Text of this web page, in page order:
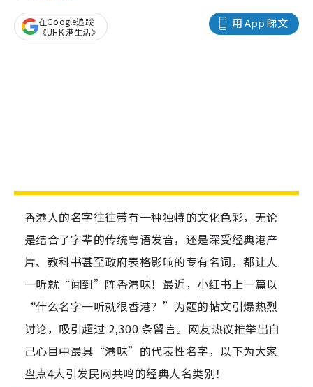
用 App 睇文
在Google追蹤
《UHK 港生活》
香港人的名字往往带有一种独特的文化色彩，无论
是结合了字辈的传统粤语发音，还是深受经典港产
片、教科书甚至政府表格影响的专有名词，都让人
一听就“闻到”阵香港味！最近，小红书上一篇以
“什么名字一听就很香港？”为题的帖文引爆热烈
讨论，吸引超过 2,300 条留言。网友热议推举出自
己心目中最具“港味”的代表性名字，以下为大家
盘点4大引发民网共鸣的经典人名类别！